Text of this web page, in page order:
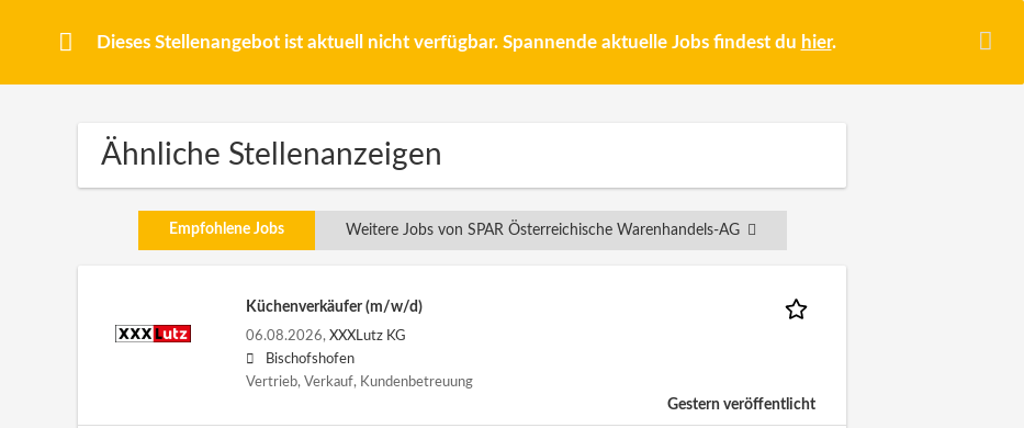
Dieses Stellenangebot ist aktuell nicht verfügbar. Spannende aktuelle Jobs findest du hier.
Ähnliche Stellenanzeigen
Empfohlene Jobs Weitere Jobs von SPAR Österreichische Warenhandels-AG
Küchenverkäufer (m/w/d)
06.08.2026, XXXLutz KG
Bischofshofen
Vertrieb, Verkauf, Kundenbetreuung
Gestern veröffentlicht